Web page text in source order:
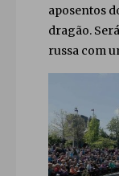
aposentos
dragão.
russa com